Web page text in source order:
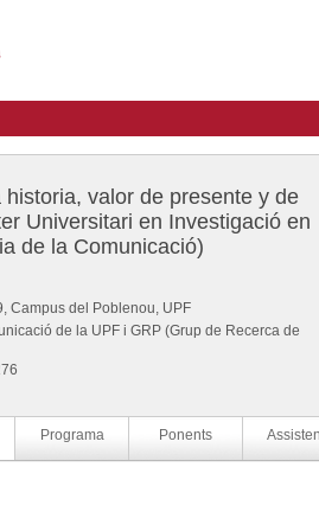
historia, valor de presente y de
Universitari en Investigació en
de la Comunicació)
Campus del Poblenou, UPF
de la UPF i GRP (Grup de Recerca de
Programa Ponents